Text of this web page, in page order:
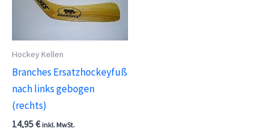
Hockey Kellen
Branches Ersatzhockeyfuß
nach links gebogen
(rechts)
14,95€ inkl. MwSt.